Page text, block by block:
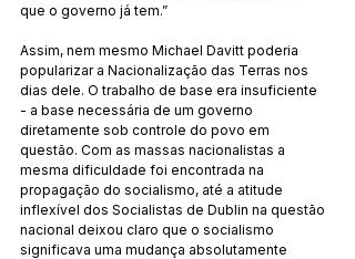
que o governo já tem.”
Assim, nem mesmo Michael Davitt poderia
popularizar a Nacionalização das Terras nos
dias dele. O trabalho de base era insuficiente
- a base necessária de um governo
diretamente sob controle do povo em
questão. Com as massas nacionalistas a
mesma dificuldade foi encontrada na
propagação do socialismo, até a atitude
inflexível dos Socialistas de Dublin na questão
nacional deixou claro que o socialismo
significava uma mudança absolutamente